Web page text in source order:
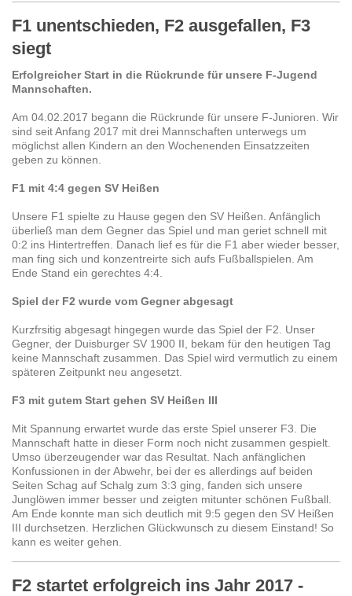
F1 unentschieden, F2 ausgefallen, F3
siegt
Erfolgreicher Start in die Rückrunde für unsere F-Jugend
Mannschaften.
Am 04.02.2017 begann die Rückrunde für unsere F-Junioren. Wir
sind seit Anfang 2017 mit drei Mannschaften unterwegs um
möglichst allen Kindern an den Wochenenden Einsatzzeiten
geben zu können.
F1 mit 4:4 gegen SV Heißen
Unsere F1 spielte zu Hause gegen den SV Heißen. Anfänglich
überließ man dem Gegner das Spiel und man geriet schnell mit
0:2 ins Hintertreffen. Danach lief es für die F1 aber wieder besser,
man fing sich und konzentreirte sich aufs Fußballspielen. Am
Ende Stand ein gerechtes 4:4.
Spiel der F2 wurde vom Gegner abgesagt
Kurzfrsitig abgesagt hingegen wurde das Spiel der F2. Unser
Gegner, der Duisburger SV 1900 II, bekam für den heutigen Tag
keine Mannschaft zusammen. Das Spiel wird vermutlich zu einem
späteren Zeitpunkt neu angesetzt.
F3 mit gutem Start gehen SV Heißen III
Mit Spannung erwartet wurde das erste Spiel unserer F3. Die
Mannschaft hatte in dieser Form noch nicht zusammen gespielt.
Umso überzeugender war das Resultat. Nach anfänglichen
Konfussionen in der Abwehr, bei der es allerdings auf beiden
Seiten Schag auf Schalg zum 3:3 ging, fanden sich unsere
Junglöwen immer besser und zeigten mitunter schönen Fußball.
Am Ende konnte man sich deutlich mit 9:5 gegen den SV Heißen
III durchsetzen. Herzlichen Glückwunsch zu diesem Einstand! So
kann es weiter gehen.
F2 startet erfolgreich ins Jahr 2017 -